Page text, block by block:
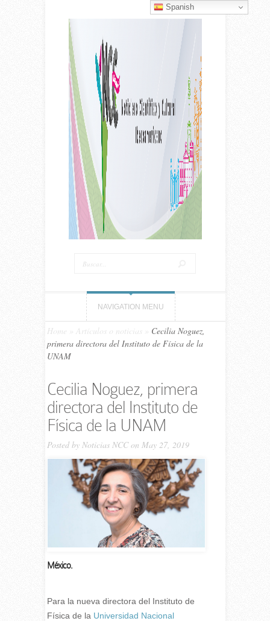
NAVIGATION MENU
Home Artículos o noticias
Cecilia Noguez,
primera directora del Instituto de Física de la
UNAM
Cecilia Noguez, primera
directora del Instituto de
Física de la UNAM
Posted by Noticias NCCon May 27, 2019
México.
Para la nueva directora del Instituto de
Física de la Universidad Nacional
Spanish